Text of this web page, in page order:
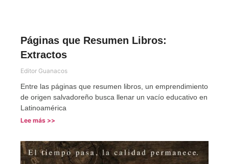
Páginas que Resumen Libros:
Extractos
Editor Guanacos
Entre las páginas que resumen libros, un emprendimiento
de origen salvadoreño busca llenar un vacío educativo en
Latinoamérica
Lee más >>